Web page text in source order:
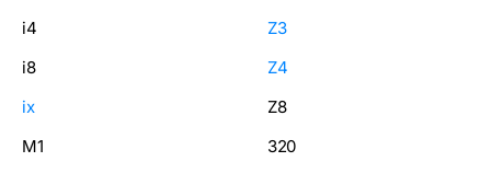
i4
i8
ix
M1
Z3
Z4
Z8
320